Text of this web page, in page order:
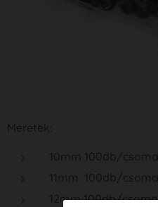
12mm 100db/